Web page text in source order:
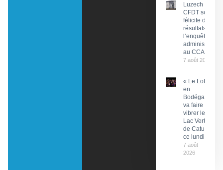
Luzech : La
CFDT se
félicite des
résultats de
l’enquête
administrative
au CCAS
7 août 2026
« Le Lot
en
Bodéga »
va faire
vibrer le
Lac Vert
de Catus
ce lundi
7 août
2026